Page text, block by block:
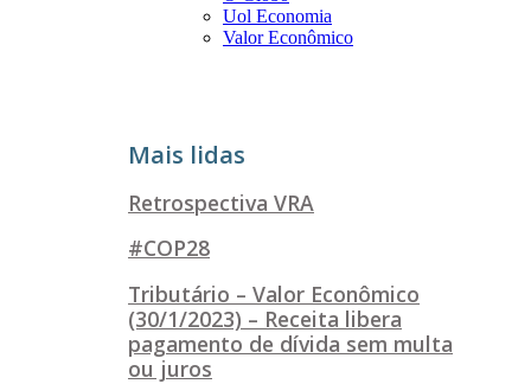
Uol Economia
Valor Econômico
Mais lidas
Retrospectiva VRA
#COP28
Tributário – Valor Econômico
(30/1/2023) – Receita libera
pagamento de dívida sem multa
ou juros